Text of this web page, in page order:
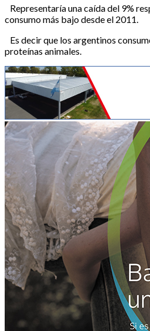
Representaría una caída del 9%
consumo más bajo desde el 2011.
Es decir que los argentinos
proteínas animales.